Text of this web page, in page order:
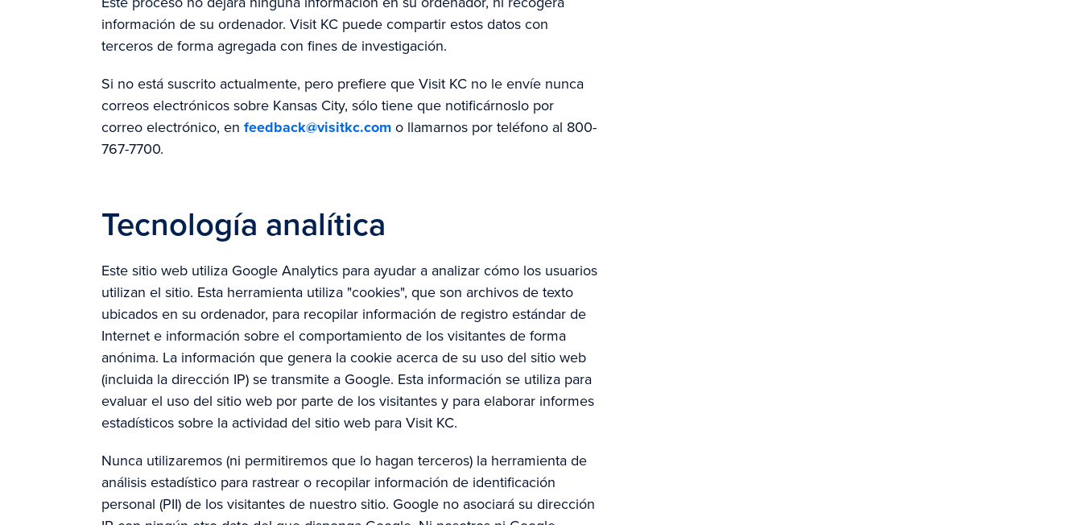
información de su ordenador. Visit KC puede compartir estos datos con
terceros de forma agregada con fines de investigación.
Si no está suscrito actualmente, pero prefiere que Visit KC no le envíe nunca
correos electrónicos sobre Kansas City, sólo tiene que notificárnoslo por
correo electrónico, en feedback@visitkc.como llamarnos por teléfono al 800-
767-7700.
Tecnología analítica
Este sitio web utiliza Google Analytics para ayudar a analizar cómo los usuarios
utilizan el sitio. Esta herramienta utiliza "cookies", que son archivos de texto
ubicados en su ordenador, para recopilar información de registro estándar de
Internet e información sobre el comportamiento de los visitantes de forma
anónima. La información que genera la cookie acerca de su uso del sitio web
(incluida la dirección IP) se transmite a Google. Esta información se utiliza para
evaluar el uso del sitio web por parte de los visitantes y para elaborar informes
estadísticos sobre la actividad del sitio web para Visit KC.
Nunca utilizaremos (ni permitiremos que lo hagan terceros) la herramienta de
análisis estadístico para rastrear o recopilar información de identificación
personal (PII) de los visitantes de nuestro sitio. Google no asociará su dirección